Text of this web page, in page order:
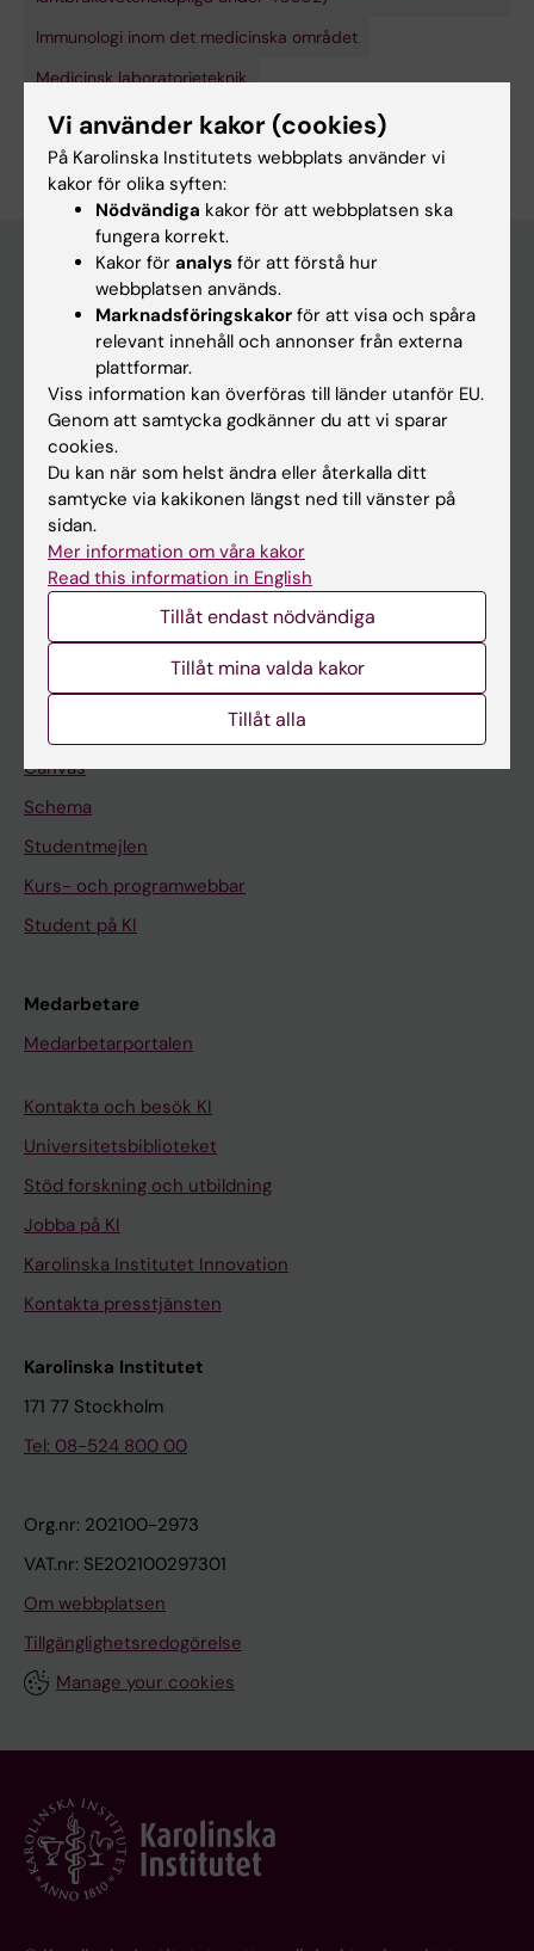
Immunologi inom det medicinska området
Medicinsk laboratorieteknik
Är du Björn Önfelt?
Redigera din profil
Huvudmeny
Utbildning
Forskarutbildning
Forskning
Om KI
På gång
Nyheter
Student
Canvas
Schema
Studentmejlen
Kurs- och programwebbar
Student på KI
Medarbetare
Medarbetarportalen
Kontakta och besök KI
Universitetsbiblioteket
Stöd forskning och utbildning
Jobba på KI
Karolinska Institutet Innovation
Kontakta presstjänsten
Karolinska Institutet
171 77 Stockholm
Tel: 08-524 800 00
Org.nr: 202100-2973
VAT.nr: SE202100297301
Om webbplatsen
Tillgänglighetsredogörelse
Manage your cookies
Vi använder kakor (cookies)
På Karolinska Institutets webbplats använder vi
kakor för olika syften:
Nödvändiga kakor för att webbplatsen ska
fungera korrekt.
Kakor för analys för att förstå hur
webbplatsen används.
Marknadsföringskakor för att visa och spåra
relevant innehåll och annonser från externa
plattformar.
Viss information kan överföras till länder utanför EU.
Genom att samtycka godkänner du att vi sparar
cookies.
Du kan när som helst ändra eller återkalla ditt
samtycke via kakikonen längst ned till vänster på
sidan.
Mer information om våra kakor
Read this information in English
Tillåt endast nödvändiga
Tillåt mina valda kakor
Tillåt alla